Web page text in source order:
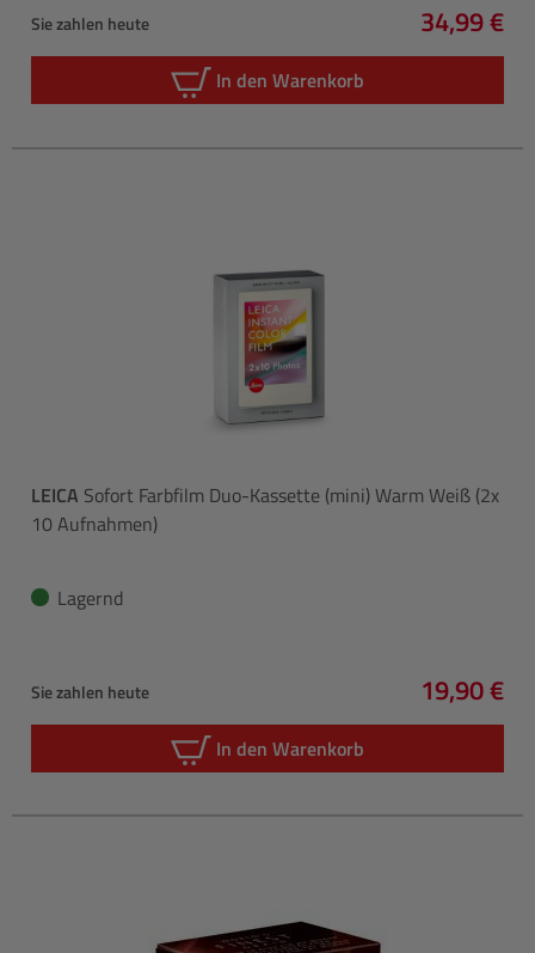
Sie zahlen heute 34,99 €
In den Warenkorb
LEICA Sofort Farbfilm Duo-Kassette (mini) Warm Weiß (2x
10 Aufnahmen)
Lagernd
Sie zahlen heute 19,90 €
In den Warenkorb